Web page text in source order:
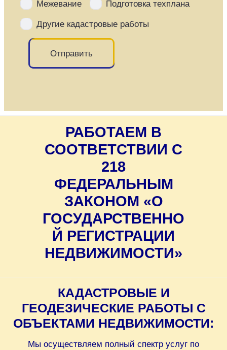
Межевание Подготовка техплана
Другие кадастровые работы
Отправить
РАБОТАЕМ В
СООТВЕТСТВИИ С
218
ФЕДЕРАЛЬНЫМ
ЗАКОНОМ «О
ГОСУДАРСТВЕННО
Й РЕГИСТРАЦИИ
НЕДВИЖИМОСТИ»
КАДАСТРОВЫЕ И
ГЕОДЕЗИЧЕСКИЕ РАБОТЫ С
ОБЪЕКТАМИ НЕДВИЖИМОСТИ:
Мы осуществляем полный спектр услуг по